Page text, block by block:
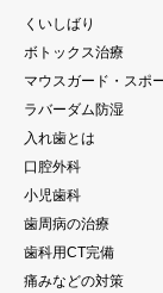
くいしばり
ボトックス治療
マウスガード・スポ
ラバーダム防湿
入れ歯とは
口腔外科
小児歯科
歯周病の治療
歯科用CT完備
痛みなどの対策